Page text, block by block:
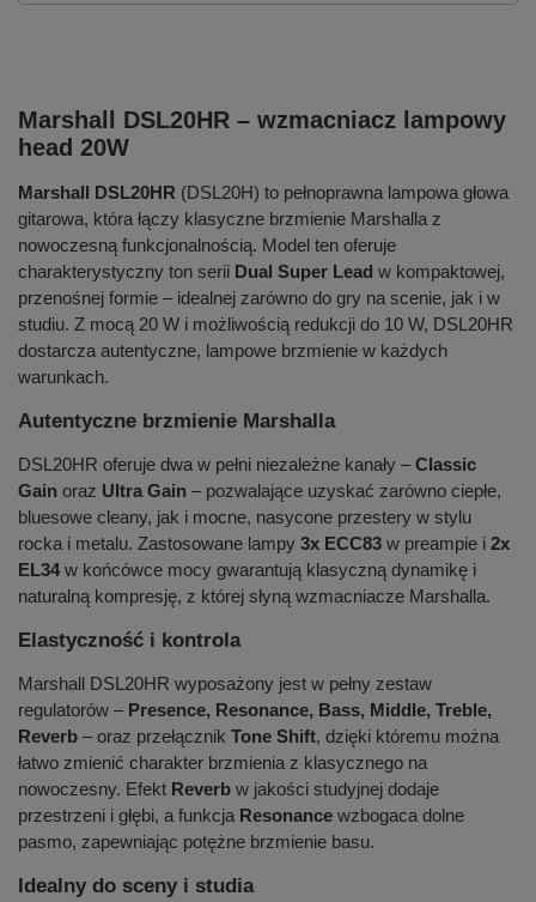
Marshall DSL20HR – wzmacniacz lampowy
head 20W
Marshall DSL20HR (DSL20H) to pełnoprawna lampowa głowa
gitarowa, która łączy klasyczne brzmienie Marshalla z
nowoczesną funkcjonalnością. Model ten oferuje
charakterystyczny ton serii Dual Super Lead w kompaktowej,
przenośnej formie – idealnej zarówno do gry na scenie, jak i w
studiu. Z mocą 20 W i możliwością redukcji do 10 W, DSL20HR
dostarcza autentyczne, lampowe brzmienie w każdych
warunkach.
Autentyczne brzmienie Marshalla
DSL20HR oferuje dwa w pełni niezależne kanały –Classic
Gain oraz Ultra Gain – pozwalające uzyskać zarówno ciepłe,
bluesowe cleany, jak i mocne, nasycone przestery w stylu
rocka i metalu. Zastosowane lampy 3x ECC83 w preampie i 2x
EL34w końcówce mocy gwarantują klasyczną dynamikę i
naturalną kompresję, z której słyną wzmacniacze Marshalla.
Elastyczność i kontrola
Marshall DSL20HR wyposażony jest w pełny zestaw
regulatorów – Presence, Resonance, Bass, Middle, Treble,
Reverb – oraz przełącznik Tone Shift, dzięki któremu można
łatwo zmienić charakter brzmienia z klasycznego na
nowoczesny. Efekt Reverb w jakości studyjnej dodaje
przestrzeni i głębi, a funkcja Resonance wzbogaca dolne
pasmo, zapewniając potężne brzmienie basu.
Idealny do sceny i studia